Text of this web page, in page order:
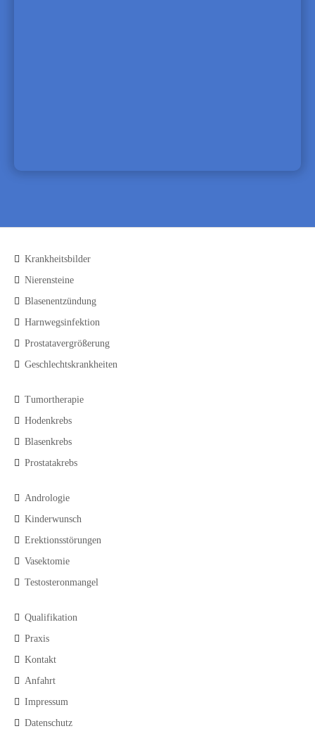
Krankheitsbilder
Nierensteine
Blasenentzündung
Harnwegsinfektion
Prostatavergrößerung
Geschlechtskrankheiten
Tumortherapie
Hodenkrebs
Blasenkrebs
Prostatakrebs
Andrologie
Kinderwunsch
Erektionsstörungen
Vasektomie
Testosteronmangel
Qualifikation
Praxis
Kontakt
Anfahrt
Impressum
Datenschutz